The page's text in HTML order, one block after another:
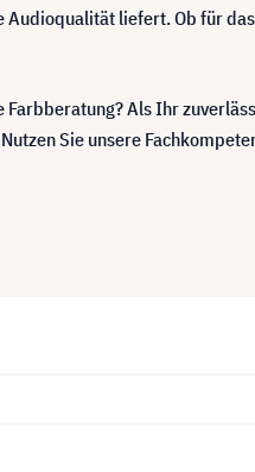
liefert. Ob für
Farbberatung? Als Ihr
Sie unsere